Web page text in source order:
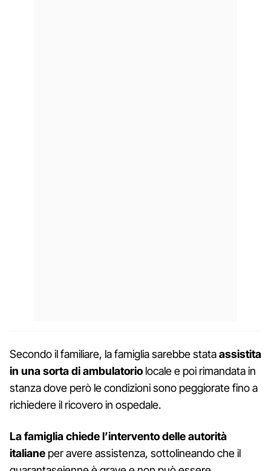
Secondo il familiare, la famiglia sarebbe stataassistita
in una sorta di ambulatorio locale e poi rimandata in
stanza dove però le condizioni sono peggiorate fino a
richiedere il ricovero in ospedale.
La famiglia chiede l’intervento delle autorità
italiane per avere assistenza, sottolineando che il